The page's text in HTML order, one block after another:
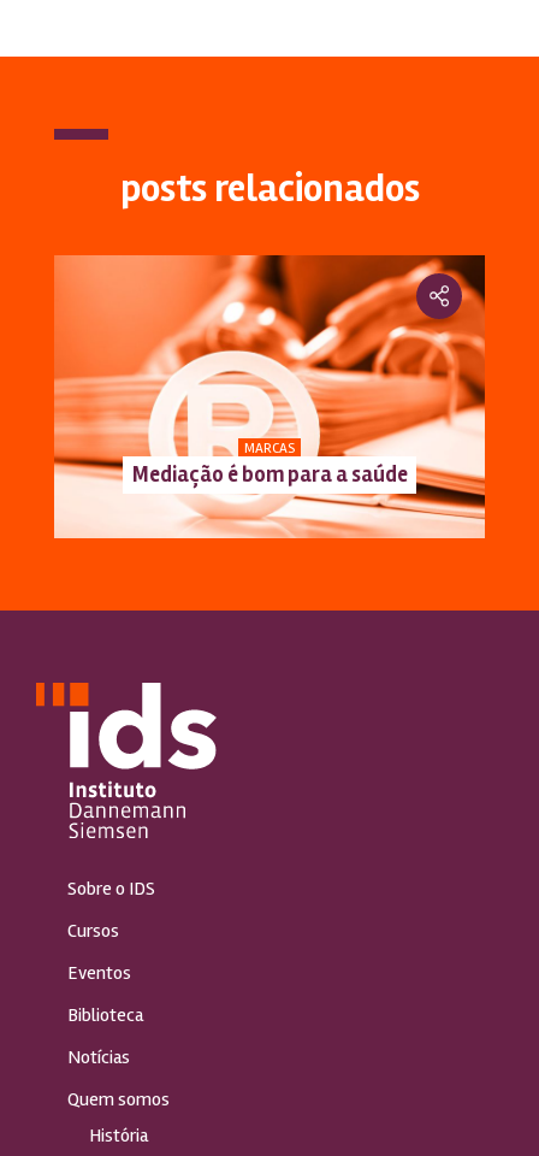
posts relacionados
MARCAS
Mediação é bom para a saúde
Sobre o IDS
Cursos
Eventos
Biblioteca
Notícias
Quem somos
História